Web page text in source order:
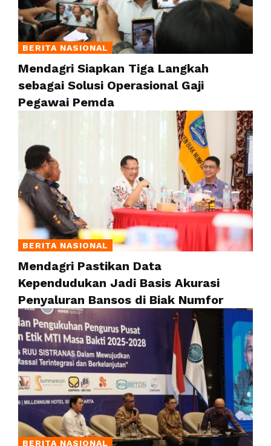
BERITA NASIONAL
Mendagri Siapkan Tiga Langkah
sebagai Solusi Operasional Gaji
Pegawai Pemda
BERITA NASIONAL
Mendagri Pastikan Data
Kependudukan Jadi Basis Akurasi
Penyaluran Bansos di Biak Numfor
BERITA NASIONAL